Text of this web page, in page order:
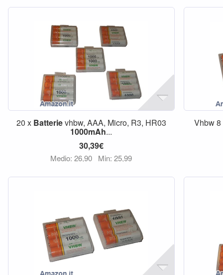
20 x Batterievhbw, AAA, Micro, R3, HR03
1000mAh...
30,39€
Medio: 26,90 Min: 25,99
Vhbw